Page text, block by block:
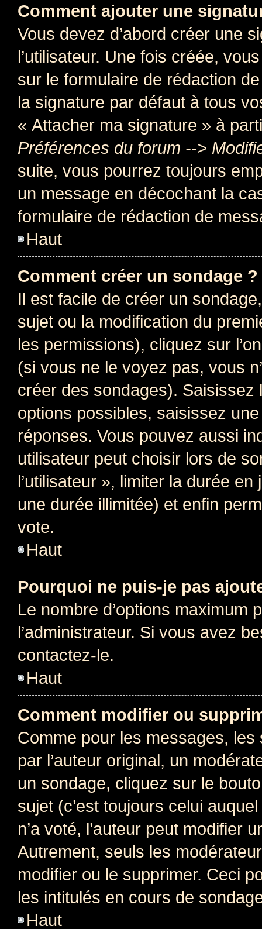
Comment ajouter une
Vous devez d’abord créer une
l’utilisateur. Une fois créée,
sur le formulaire de rédaction
la signature par défaut à tous
« Attacher ma signature » à
Préférences du forum -->
suite, vous pourrez toujours
un message en décochant la
formulaire de rédaction de
Haut
Comment créer un sondage ?
Il est facile de créer un
sujet ou la modification du
les permissions), cliquez sur
(si vous ne le voyez pas, vous
créer des sondages).
options possibles, saisissez
réponses. Vous pouvez aussi
utilisateur peut choisir lors de
l’utilisateur », limiter la durée
une durée illimitée) et enfin
vote.
Haut
Pourquoi ne puis-je pas
Le nombre d’options maximum
l’administrateur. Si vous avez
contactez-le.
Haut
Comment modifier ou
Comme pour les messages,
par l’auteur original, un
un sondage, cliquez sur le
sujet (c’est toujours celui
n’a voté, l’auteur peut modifier
Autrement, seuls les
modifier ou le supprimer. Ceci
les intitulés en cours de
Haut